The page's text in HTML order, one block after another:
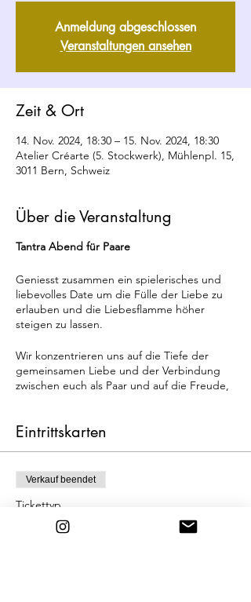
Anmeldung abgeschlossen
Veranstaltungen ansehen
Zeit & Ort
14. Nov. 2024, 18:30 – 15. Nov. 2024, 18:30
Atelier Créarte (5. Stockwerk), Mühlenpl. 15,
3011 Bern, Schweiz
Über die Veranstaltung
Tantra Abend für Paare
Geniesst zusammen ein spielerisches und
liebevolles Date um die Fülle der Liebe zu
erlauben und die Liebesflamme höher
steigen zu lassen.
Wir konzentrieren uns auf die Tiefe der
gemeinsamen Liebe und der Verbindung
zwischen euch als Paar und auf die Freude,
um die energetische Verbindung in
der Beziehung zu vertiefen
um die Energie der maskulinen und
femininen Polaritäten ins
Gleichgewicht zu bringen
Eintrittskarten
Verkauf beendet
Tickettyp
Tantra Abend für Paare